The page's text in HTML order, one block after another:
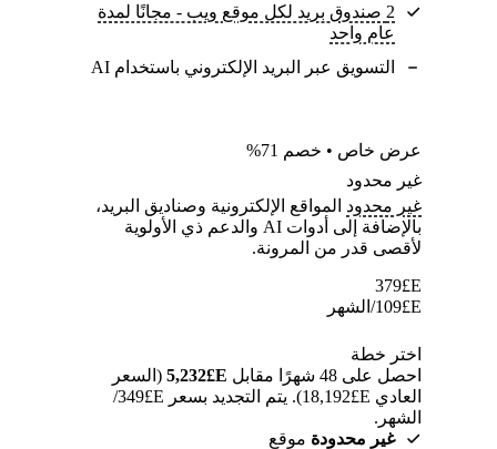
2 صندوق بريد لكل موقع ويب - مجانًا لمدة
عام واحد
التسويق عبر البريد الإلكتروني باستخدام AI
عرض خاص • خصم 71%
غير محدود
غير محدود المواقع الإلكترونية وصناديق البريد،
بالإضافة إلى أدوات AI والدعم ذي الأولوية
لأقصى قدر من المرونة.
E£
379
E£
109/الشهر
اختر خطة
احصل على 48 شهرًا مقابل
E£⁦5,232⁩
(السعر
العادي E£⁦18,192⁩). يتم التجديد بسعر E£⁦349⁩/
الشهر.
غير محدودة موقع